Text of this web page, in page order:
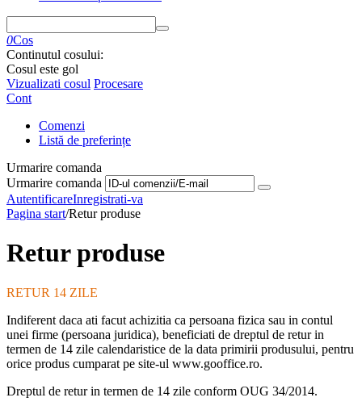
0Cos
Continutul cosului:
Cosul este gol
Vizualizati cosul Procesare
Cont
Comenzi
Listă de preferințe
Urmarire comanda
Urmarire comanda
AutentificareInregistrati-va
Pagina start/Retur produse
Retur produse
RETUR 14 ZILE
Indiferent daca ati facut achizitia ca persoana fizica sau in contul
unei firme (persoana juridica), beneficiati de dreptul de retur in
termen de 14 zile calendaristice de la data primirii produsului, pentru
orice produs cumparat pe site-ul www.gooffice.ro.
Dreptul de retur in termen de 14 zile conform OUG 34/2014.